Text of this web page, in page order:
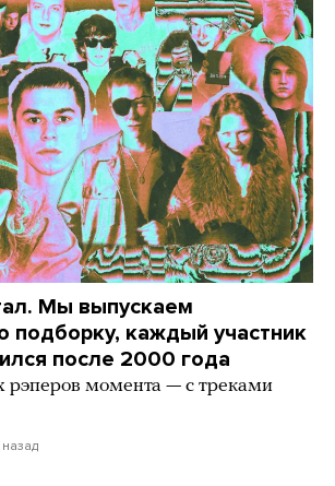
Мы выпускаем
подборку, каждый участник
после 2000 года
рэперов момента — с треками